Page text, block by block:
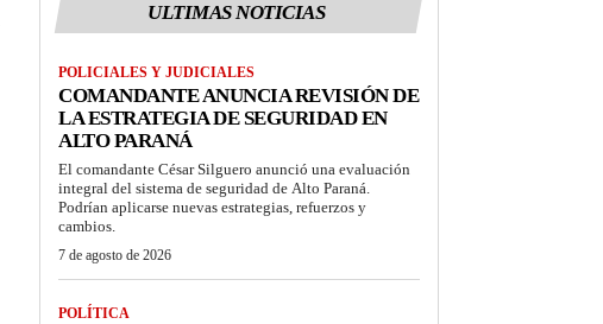
ULTIMAS NOTICIAS
POLICIALES Y JUDICIALES
COMANDANTE ANUNCIA REVISIÓN DE
LA ESTRATEGIA DE SEGURIDAD EN
ALTO PARANÁ
El comandante César Silguero anunció una evaluación
integral del sistema de seguridad de Alto Paraná.
Podrían aplicarse nuevas estrategias, refuerzos y
cambios.
7 de agosto de 2026
POLÍTICA